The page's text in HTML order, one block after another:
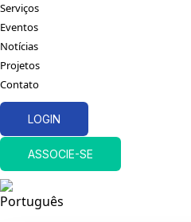
Serviços
Eventos
Notícias
Projetos
Contato
LOGIN
ASSOCIE-SE